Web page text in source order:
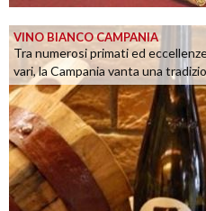
VINO BIANCO CAMPANIA
Tra numerosi primati ed
vari, la Campania vanta una